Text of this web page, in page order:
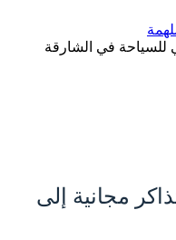
للسياحة في الشارقة
مجانية إلى